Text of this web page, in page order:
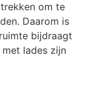
om te
Daarom is
bijdraagt
lades zijn